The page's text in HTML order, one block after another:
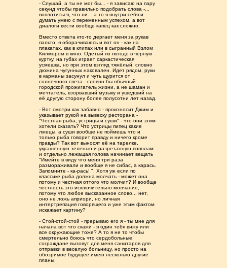
- Слушай, а ты не мог бы... - я зависаю на пару
секунд чтобы правильно подобрать слова -...
воплотиться, что ли... а то я внутри себя и
думать умею с переменным успехом, а вот
диалоги вести вообще капец как сложно.
Вместо ответа кто-то дергает меня за рукав
пальто, я оборачиваюсь и вот он - как на
плакатах, как в клипах или в сыгранный Вэлом
Килмером в кино. Одетый по погоде в чёрную
куртку, на губах играет саркастическая
усмешка, но при этом взгляд тяжёлый, словно
дюжина чугунных наковален. Идет рядом, руки
в карманы засунул и чуть щурится от
солнечного света - словно бы обычный
городской прожигатель жизни, а не шаман и
мечтатель, взорвавший музыку и ушедший на
её другую сторону более полусотни лет назад.
- Вот смотри как забавно - произносит Джим и
указывает рукой на вывеску ресторана -
"Честная рыба, устрицы и суши" - что они этим
хотели сказать? Что устрицы пипец какие
лжецы, а суши вообще не поймешь что и
только рыба говорит правду и ничего кроме
правды? Так вот выносят её на тарелке,
украшенную зеленью и разрезанную пополам
и отдельно лежащая голова начинает вещать
"Имейте в виду что меня три раза
размораживали и вообще я не сибас, а карась.
Запомните - ка-рась! ". Хотя уж если по
классике рыба должна молчать - может она
потому и честная оттого что молчит? И вообще
честность это исключительно молчание,
потому что любое высказанное слово... нет,
оно не ложь априори, но личная
интертрепация говорящего и уже этим фактом
искажает картину?
- Стой-стой-стой - прерываю его я - ты мне для
начала вот что скажи - я один тебя вижу или
все окружающие тоже? А то я не то чтобы
смертельно боюсь что сердобольные
сограждане вызовут для меня санитаров для
отправки в веселую больницу, но просто на
обозримое будущее имею несколько другие
планы.